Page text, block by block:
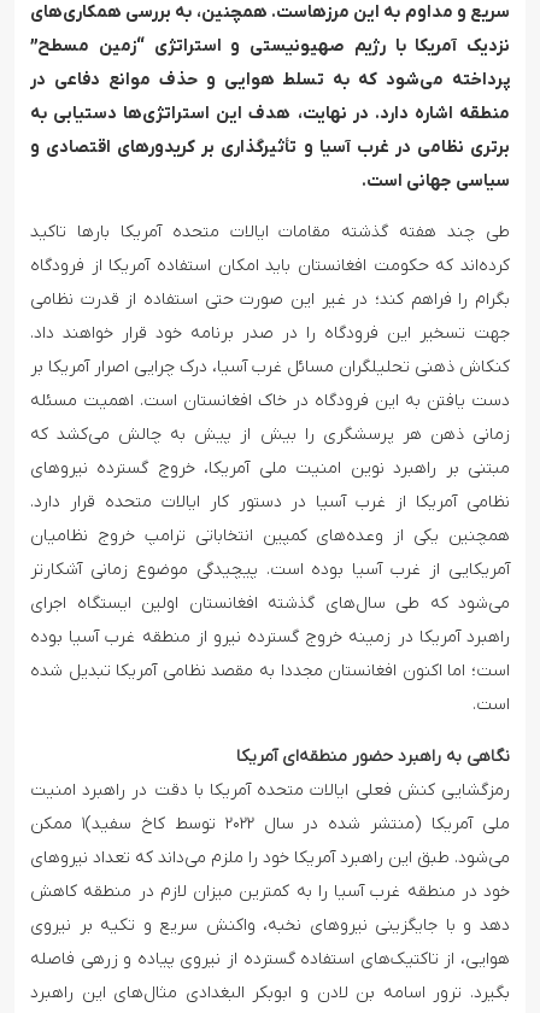
سریع و مداوم به این مرزهاست. همچنین، به بررسی همکاری‌های
نزدیک آمریکا با رژیم صهیونیستی و استراتژی “زمین مسطح”
پرداخته می‌شود که به تسلط هوایی و حذف موانع دفاعی در
منطقه اشاره دارد. در نهایت، هدف این استراتژی‌ها دستیابی به
برتری نظامی در غرب آسیا و تأثیرگذاری بر کریدورهای اقتصادی و
سیاسی جهانی است.
طی چند هفته گذشته مقامات ایالات متحده آمریکا بارها تاکید
کرده‌اند که حکومت افغانستان باید امکان استفاده آمریکا از فرودگاه
بگرام را فراهم کند؛ در غیر این صورت حتی استفاده از قدرت نظامی
جهت تسخیر این فرودگاه را در صدر برنامه خود قرار خواهند داد.
کنکاش ذهنی تحلیلگران مسائل غرب آسیا، درک چرایی اصرار آمریکا بر
دست یافتن به این فرودگاه در خاک افغانستان است. اهمیت مسئله
زمانی ذهن هر پرسشگری را بیش از پیش به چالش می‌کشد که
مبتنی بر راهبرد نوین امنیت ملی آمریکا، خروج گسترده نیروهای
نظامی آمریکا از غرب آسیا در دستور کار ایالات متحده قرار دارد.
همچنین یکی از وعده‌های کمپین‌ انتخاباتی ترامپ خروج نظامیان
آمریکایی از غرب آسیا بوده است. پیچیدگی موضوع زمانی آشکارتر
می‌شود که طی سال‌های گذشته افغانستان اولین ایستگاه اجرای
راهبرد آمریکا در زمینه خروج گسترده نیرو از منطقه غرب آسیا بوده
است؛ اما اکنون افغانستان مجددا به مقصد نظامی آمریکا تبدیل شده
است.
نگاهی به راهبرد حضور منطقه‌ای آمریکا
رمزگشایی کنش فعلی ایالات متحده آمریکا با دقت در راهبرد امنیت
ملی آمریکا (منتشر شده در سال ۲۰۲۲ توسط کاخ سفید)۱ ممکن
می‌شود. طبق این راهبرد آمریکا خود را ملزم می‌داند که تعداد نیروهای
خود در منطقه غرب آسیا را به کمترین میزان لازم در منطقه کاهش
دهد و با جایگزینی نیروهای نخبه، واکنش سریع و تکیه بر نیروی
هوایی، از تاکتیک‌های استفاده گسترده از نیروی پیاده و زرهی فاصله
بگیرد. ترور اسامه بن لادن و ابوبکر البغدادی مثال‌های این راهبرد